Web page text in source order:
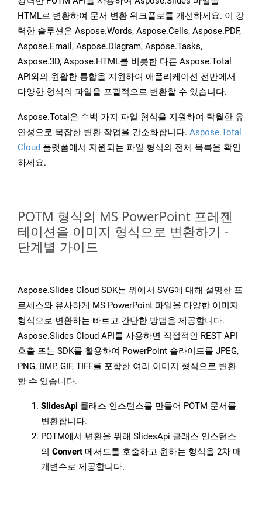
HTML로 변환하여 문서 변환 워크플로를 개선하세요. 이 강
력한 솔루션은 Aspose.Words, Aspose.Cells, Aspose.PDF,
Aspose.Email, Aspose.Diagram, Aspose.Tasks,
Aspose.3D, Aspose.HTML를 비롯한 다른 Aspose.Total
API와의 원활한 통합을 지원하여 애플리케이션 전반에서
다양한 형식의 파일을 포괄적으로 변환할 수 있습니다.
Aspose.Total은 수백 가지 파일 형식을 지원하여 탁월한 유
연성으로 복잡한 변환 작업을 간소화합니다. Aspose.Total
Cloud 플랫폼에서 지원되는 파일 형식의 전체 목록을 확인
하세요.
POTM 형식의 MS PowerPoint 프레젠
테이션을 이미지 형식으로 변환하기 -
단계별 가이드
Aspose.Slides Cloud SDK는 위에서 SVG에 대해 설명한 프
로세스와 유사하게 MS PowerPoint 파일을 다양한 이미지
형식으로 변환하는 빠르고 간단한 방법을 제공합니다.
Aspose.Slides Cloud API를 사용하면 직접적인 REST API
호출 또는 SDK를 활용하여 PowerPoint 슬라이드를 JPEG,
PNG, BMP, GIF, TIFF를 포함한 여러 이미지 형식으로 변환
할 수 있습니다.
SlidesApi 클래스 인스턴스를 만들어 POTM 문서를
변환합니다.
POTM에서 변환을 위해 SlidesApi 클래스 인스턴스
의 Convert 메서드를 호출하고 원하는 형식을 2차 매
개변수로 제공합니다.